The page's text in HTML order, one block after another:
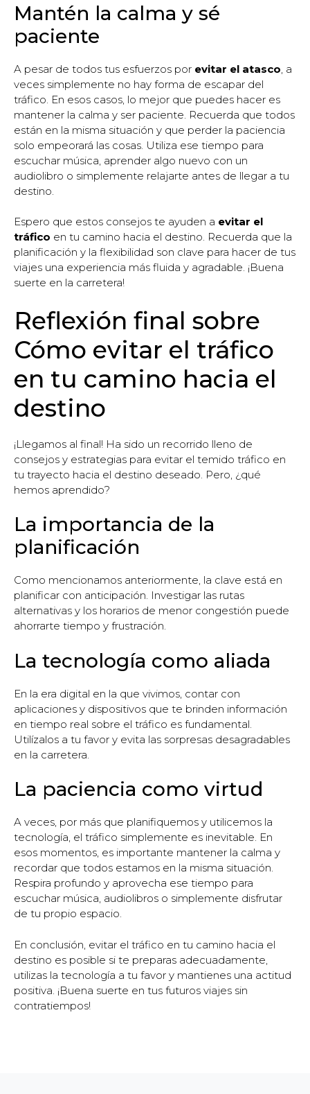
Mantén la calma y sé
paciente
A pesar de todos tus esfuerzos por evitar el atasco , a
veces simplemente no hay forma de escapar del
tráfico. En esos casos, lo mejor que puedes hacer es
mantener la calma y ser paciente. Recuerda que todos
están en la misma situación y que perder la paciencia
solo empeorará las cosas. Utiliza ese tiempo para
escuchar música, aprender algo nuevo con un
audiolibro o simplemente relajarte antes de llegar a tu
destino.
Espero que estos consejos te ayuden a evitar el
tráfico en tu camino hacia el destino. Recuerda que la
planificación y la flexibilidad son clave para hacer de tus
viajes una experiencia más fluida y agradable. ¡Buena
suerte en la carretera!
Reflexión final sobre
Cómo evitar el tráfico
en tu camino hacia el
destino
¡Llegamos al final! Ha sido un recorrido lleno de
consejos y estrategias para evitar el temido tráfico en
tu trayecto hacia el destino deseado. Pero, ¿qué
hemos aprendido?
La importancia de la
planificación
Como mencionamos anteriormente, la clave está en
planificar con anticipación. Investigar las rutas
alternativas y los horarios de menor congestión puede
ahorrarte tiempo y frustración.
La tecnología como aliada
En la era digital en la que vivimos, contar con
aplicaciones y dispositivos que te brinden información
en tiempo real sobre el tráfico es fundamental.
Utilízalos a tu favor y evita las sorpresas desagradables
en la carretera.
La paciencia como virtud
A veces, por más que planifiquemos y utilicemos la
tecnología, el tráfico simplemente es inevitable. En
esos momentos, es importante mantener la calma y
recordar que todos estamos en la misma situación.
Respira profundo y aprovecha ese tiempo para
escuchar música, audiolibros o simplemente disfrutar
de tu propio espacio.
En conclusión, evitar el tráfico en tu camino hacia el
destino es posible si te preparas adecuadamente,
utilizas la tecnología a tu favor y mantienes una actitud
positiva. ¡Buena suerte en tus futuros viajes sin
contratiempos!